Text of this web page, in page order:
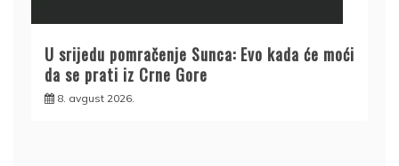
U srijedu pomračenje Sunca: Evo kada će moći
da se prati iz Crne Gore
8. avgust 2026.